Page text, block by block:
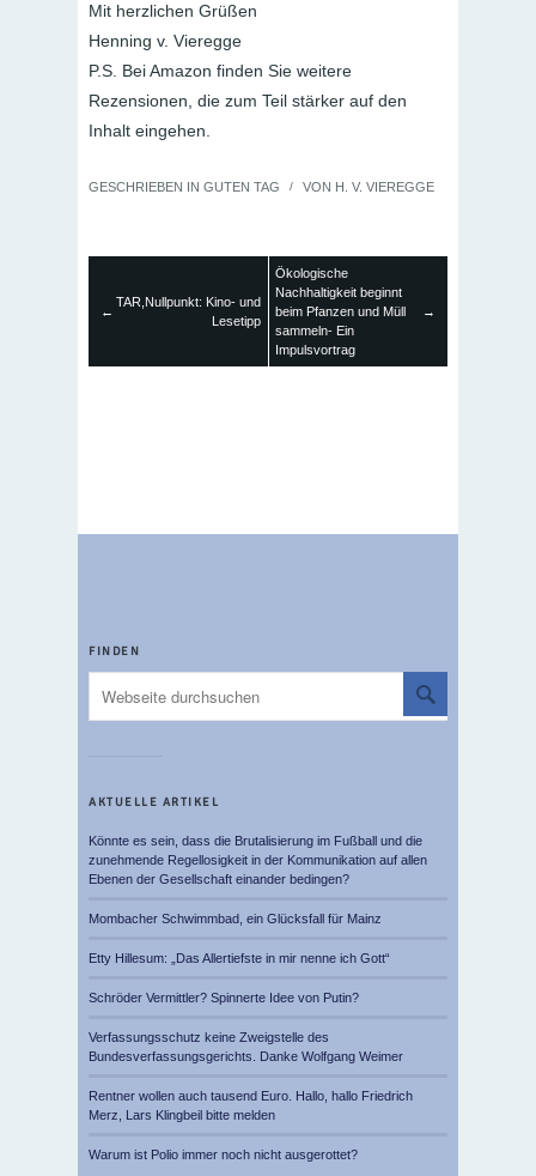
Mit herzlichen Grüßen
Henning v. Vieregge
P.S. Bei Amazon finden Sie weitere
Rezensionen, die zum Teil stärker auf den
Inhalt eingehen.
GESCHRIEBEN IN GUTEN TAG / VON H. V. VIEREGGE
←
TAR,Nullpunkt: Kino- und
Lesetipp
Ökologische
Nachhaltigkeit beginnt
beim Pfanzen und Müll
sammeln- Ein
Impulsvortrag
→
FINDEN
AKTUELLE ARTIKEL
Könnte es sein, dass die Brutalisierung im Fußball und die
zunehmende Regellosigkeit in der Kommunikation auf allen
Ebenen der Gesellschaft einander bedingen?
Mombacher Schwimmbad, ein Glücksfall für Mainz
Etty Hillesum: „Das Allertiefste in mir nenne ich Gott“
Schröder Vermittler? Spinnerte Idee von Putin?
Verfassungsschutz keine Zweigstelle des
Bundesverfassungsgerichts. Danke Wolfgang Weimer
Rentner wollen auch tausend Euro. Hallo, hallo Friedrich
Merz, Lars Klingbeil bitte melden
Warum ist Polio immer noch nicht ausgerottet?